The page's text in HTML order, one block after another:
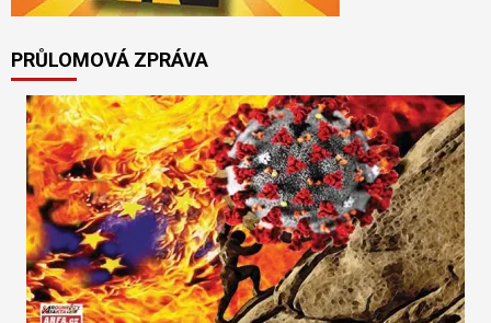
PRŮLOMOVÁ ZPRÁVA